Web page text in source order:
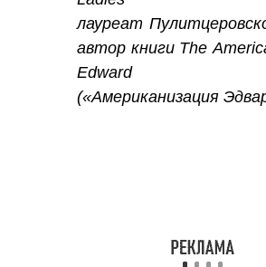
лауреат
автор книги The
Edward
(«Американизация